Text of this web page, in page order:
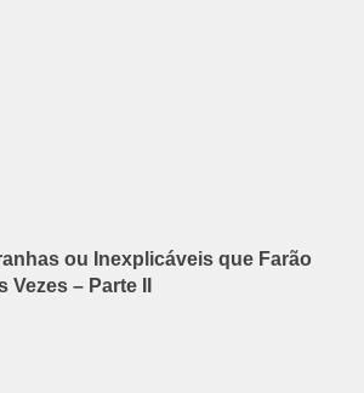
ou Inexplicáveis que Farão
– Parte II